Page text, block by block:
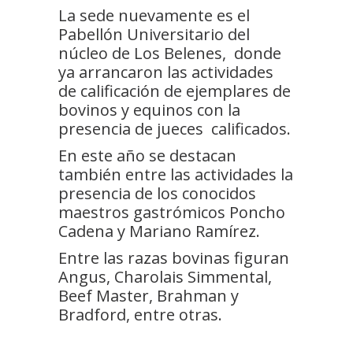
La sede nuevamente es el
Pabellón Universitario del
núcleo de Los Belenes, donde
ya arrancaron las actividades
de calificación de ejemplares de
bovinos y equinos con la
presencia de jueces calificados.
En este año se destacan
también entre las actividades la
presencia de los conocidos
maestros gastrómicos Poncho
Cadena y Mariano Ramírez.
Entre las razas bovinas figuran
Angus, Charolais Simmental,
Beef Master, Brahman y
Bradford, entre otras.